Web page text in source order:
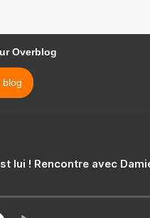
Overblog
blog
lui ! Rencontre avec